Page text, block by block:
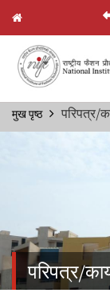
Skip
मुख पृष्ठ परिपत्र/
परिपत्र/